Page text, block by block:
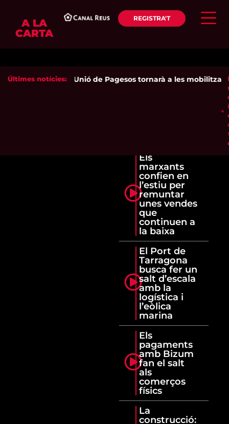
A LA
CARTA
REGISTRA'T
Últimes notícies: Unió de Pagesos tornarà a les
Els
marxants
confien en
l’estiu per
remuntar
unes vendes
que
continuen a
la baixa
El Port de
Tarragona
busca fer un
salt d’escala
amb la
logística i
l’eòlica
marina
Els
pagaments
amb Bizum
fan el salt
als
comerços
físics
La
construcció: